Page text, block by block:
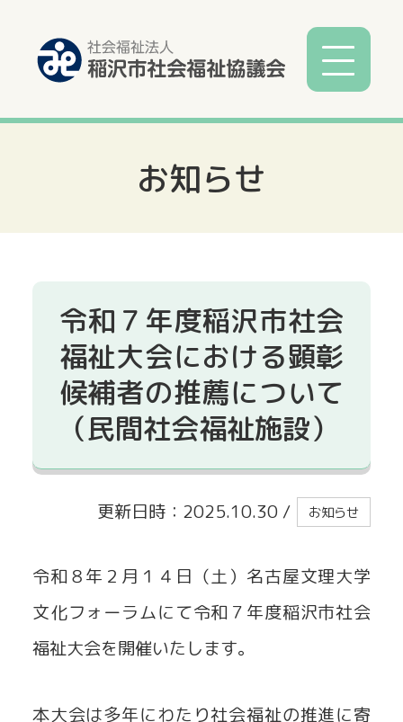
社協とは
社協事業
サービス
寄付募金
お知らせ
令和７年度稲沢市社会
福祉大会における顕彰
候補者の推薦について
（民間社会福祉施設）
更新日時：2025.10.30 / お知らせ
令和８年２月１４日（土）名古屋文理大学
文化フォーラムにて令和７年度稲沢市社会
福祉大会を開催いたします。
本大会は多年にわたり社会福祉の推進に寄